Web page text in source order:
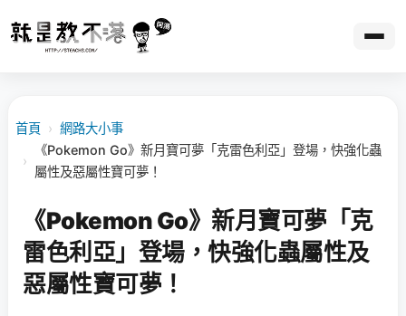
首頁 › 網路大小事
›
《Pokemon Go》新月寶可夢「克雷色利亞」登場，快強化蟲
屬性及惡屬性寶可夢！
《Pokemon Go》新月寶可夢「克
雷色利亞」登場，快強化蟲屬性及
惡屬性寶可夢！